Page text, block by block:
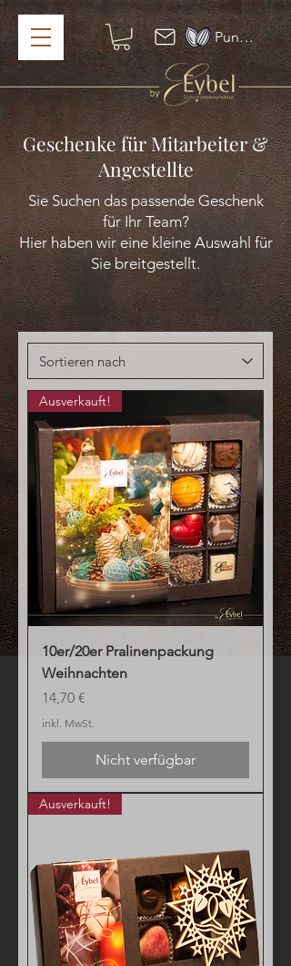
Punkte ansehen
Geschenke für Mitarbeiter &
Angestellte
Sie Suchen das passende Geschenk
für Ihr Team?
Hier haben wir eine kleine Auswahl für
Sie breitgestellt.
Ausverkauft!
10er/20er Pralinenpackung
Weihnachten
Preis
14,70 €
inkl. MwSt.
Nicht verfügbar
Ausverkauft!